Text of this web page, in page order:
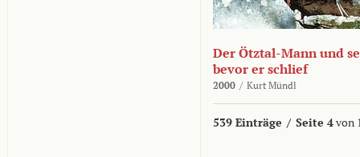
Der Ötztal-Mann und
bevor er schlief
2000 / Kurt Mündl
539 Einträge / Seite 4von